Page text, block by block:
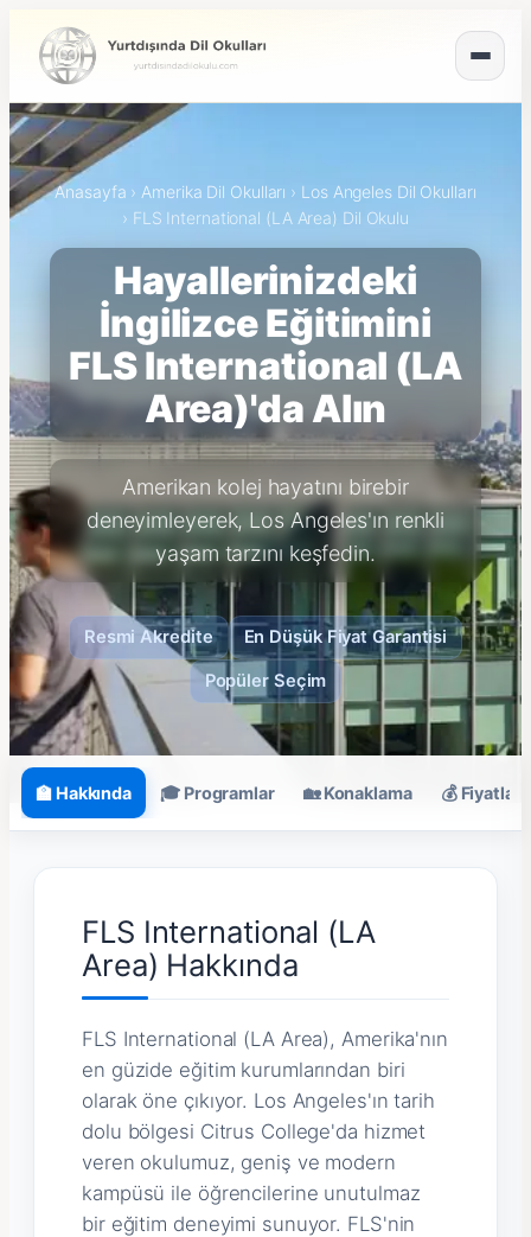
Anasayfa › Amerika Dil Okulları › Los Angeles Dil Okulları
› FLS International (LA Area) Dil Okulu
Hayallerinizdeki
İngilizce Eğitimini
FLS International (LA
Area)'da Alın
Amerikan kolej hayatını birebir
deneyimleyerek, Los Angeles'ın renkli
yaşam tarzını keşfedin.
Resmi Akredite En Düşük Fiyat Garantisi
Popüler Seçim
🏫 Hakkında 🎓 Programlar 🏡 Konaklama 💰 Fiyatlar
FLS International (LA
Area) Hakkında
FLS International (LA Area), Amerika'nın
en güzide eğitim kurumlarından biri
olarak öne çıkıyor. Los Angeles'ın tarih
dolu bölgesi Citrus College'da hizmet
veren okulumuz, geniş ve modern
kampüsü ile öğrencilerine unutulmaz
bir eğitim deneyimi sunuyor. FLS'nin